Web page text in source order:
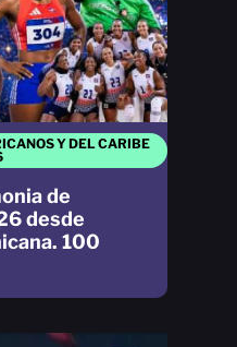
Y DEL CARIBE
de
desde
100